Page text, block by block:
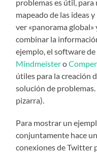
problemas es útil, para
mapeado de las ideas
ver «panorama global»
combinar la
ejemplo, el software
Mindmeistero
útiles para la creación
solución de
pizarra).
Para mostrar un
conjuntamente hace
conexiones de Twitter